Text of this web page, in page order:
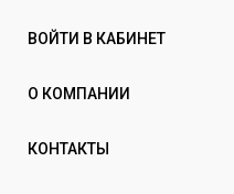
ВОЙТИ В КАБИНЕТ
О КОМПАНИИ
КОНТАКТЫ